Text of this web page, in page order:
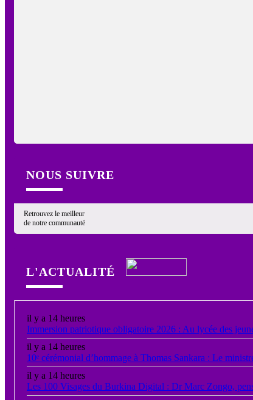
NOUS SUIVRE
Retrouvez le meilleur
de notre communauté
L'ACTUALITÉ
il y a 14 heures
Immersion patriotique obligatoire 2026 : Au lycée des
il y a 14 heures
10ᵉ cérémonial d’hommage à Thomas Sankara : Le
il y a 14 heures
Les 100 Visages du Burkina Digital : Dr Marc Zongo,